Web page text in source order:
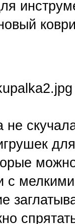
не
с